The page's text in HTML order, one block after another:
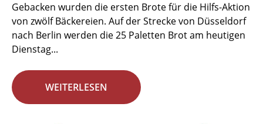
Gebacken wurden die ersten Brote für die Hilfs-Aktion
von zwölf Bäckereien. Auf der Strecke von Düsseldorf
nach Berlin werden die 25 Paletten Brot am heutigen
Dienstag...
WEITERLESEN